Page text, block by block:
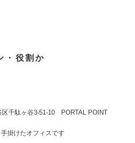
・役割か
区千駄ヶ谷3-51-10 PORTAL POINT
掛けたオフィスです